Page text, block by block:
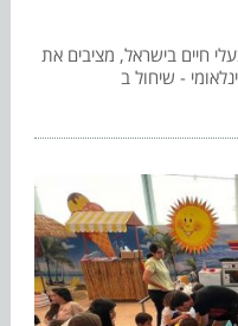
חיים בישראל, מציבים את
- שיחול ב